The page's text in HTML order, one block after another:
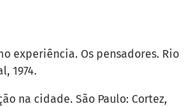
experiência. Os pensadores. Rio
1974.
na cidade. São Paulo: Cortez,